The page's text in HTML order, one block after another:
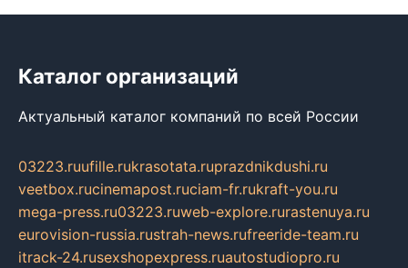
Каталог организаций
Актуальный каталог компаний по всей России
03223.ruufille.rukrasotata.ruprazdnikdushi.ru
veetbox.rucinemapost.ruciam-fr.rukraft-you.ru
mega-press.ru03223.ruweb-explore.rurastenuya.ru
eurovision-russia.rustrah-news.rufreeride-team.ru
itrack-24.rusexshopexpress.ruautostudiopro.ru